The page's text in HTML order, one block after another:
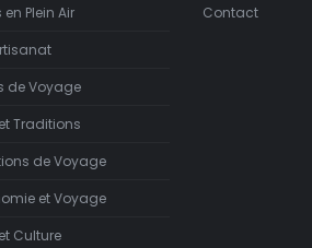
Plein Air
de Voyage
Traditions
de Voyage
et Voyage
Culture
Contact